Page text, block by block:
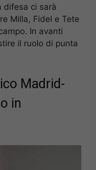
difesa ci sarà
Milla, Fidel e Tete
In avanti
il ruolo di punta
Madrid-
in